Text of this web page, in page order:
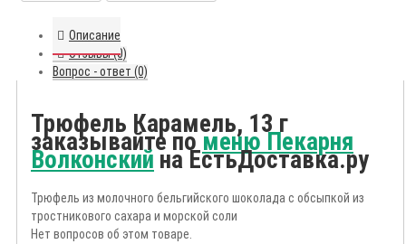
Описание
Отзывы (0)
Вопрос - ответ (0)
Трюфель Карамель, 13 г
заказывайте поменю Пекарня
Волконскийна ЕстьДоставка.ру
Трюфель из молочного бельгийского шоколада с обсыпкой из
тростникового сахара и морской соли
Нет вопросов об этом товаре.